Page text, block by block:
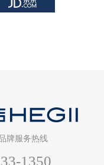
牌服务热线
1350